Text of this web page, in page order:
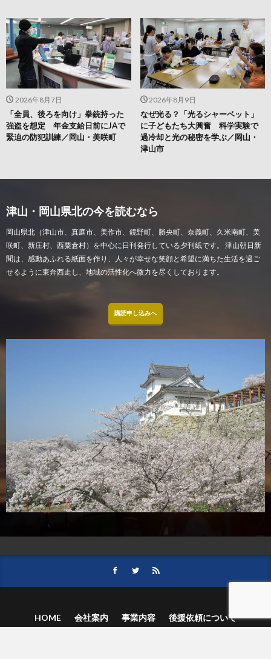
2026年8月9日
なぜ光る？「光るシャーベット」
に子どもたち大興奮 科学実験で
過冷却と光の秘密を学ぶ／岡山・
津山市
2026年8月7日
「全員、後ろを向け」拳銃持った
強盗を想定 年金支給日前にJAで
緊迫の防犯訓練／岡山・美咲町
津山・岡山県北の今を読むなら
岡山県北（津山市、真庭市、美作市、鏡野町、勝央町、奈義町、久米南町、美
咲町、新庄村、西粟倉村）を中心に日刊発行している夕刊紙です。 津山朝日新
聞は、感動あふれる紙面を作り、人々が幸せな笑顔と希望に満ちた生活を過ご
せるように東奔西走し、地域の活性化へ微力を尽くしております。
購読申し込みへ
HOME 会社案内 事業内容
後援依頼について